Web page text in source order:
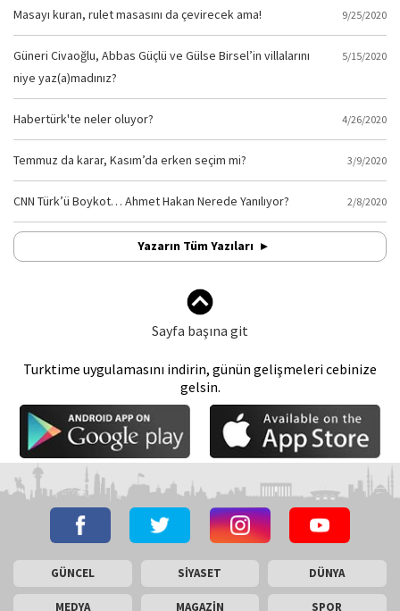
Masayı kuran, rulet masasını da çevirecek ama! 9/25/2020
Güneri Civaoğlu, Abbas Güçlü ve Gülse Birsel’in villalarını
niye yaz(a)madınız?
5/15/2020
Habertürk'te neler oluyor? 4/26/2020
Temmuz da karar, Kasım’da erken seçim mi? 3/9/2020
CNN Türk’ü Boykot… Ahmet Hakan Nerede Yanılıyor? 2/8/2020
Yazarın Tüm Yazıları
Sayfa başına git
Turktime uygulamasını indirin, günün gelişmeleri cebinize
gelsin.
GÜNCEL SİYASET DÜNYA
MEDYA MAGAZİN SPOR